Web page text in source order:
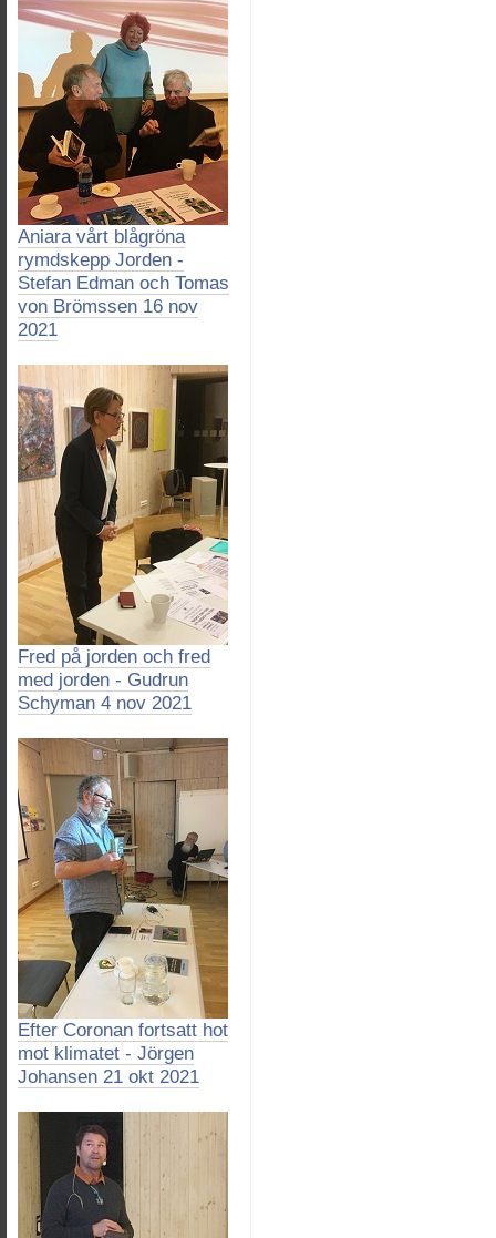
Aniara vårt blågröna
rymdskepp Jorden -
Stefan Edman och Tomas
von Brömssen 16 nov
2021
Fred på jorden och fred
med jorden - Gudrun
Schyman 4 nov 2021
Efter Coronan fortsatt hot
mot klimatet - Jörgen
Johansen 21 okt 2021